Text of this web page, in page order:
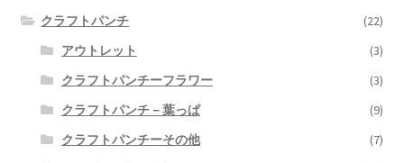
クラフトパンチ
(22)
アウトレット
(3)
クラフトパンチーフラワー
(3)
クラフトパンチ－葉っぱ
(9)
クラフトパンチーその他
(7)